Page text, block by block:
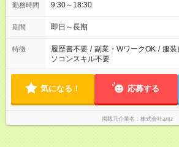
勤務時間 9:30～18:30
期間 即日～長期
特徴 履歴書不要 / 副業・WワークOK / 服装
ソコンスキル不要
気になる！ 応募する
掲載元企業名 株式会社antz